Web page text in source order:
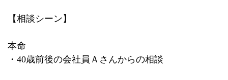
【相談シーン】
本命
・ 40歳前後の会社員Ａさんからの相談